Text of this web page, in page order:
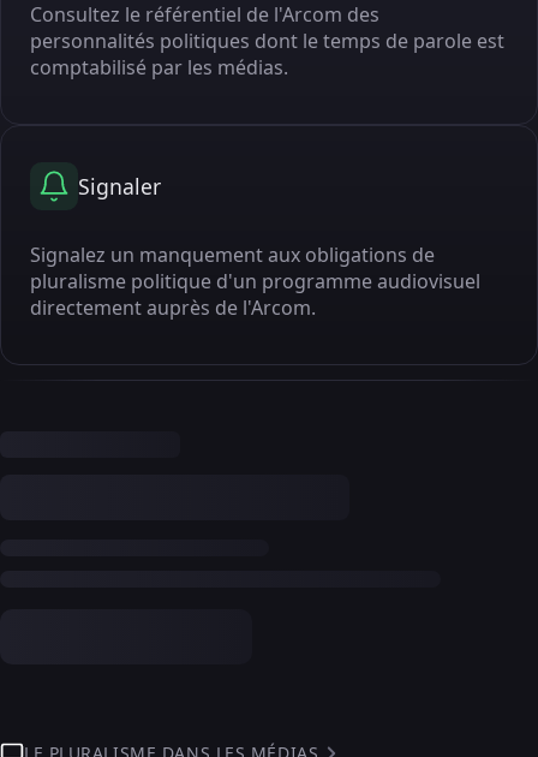
Consultez le référentiel de l'Arcom des
personnalités politiques dont le temps de parole est
comptabilisé par les médias.
Signaler
Signalez un manquement aux obligations de
pluralisme politique d'un programme audiovisuel
directement auprès de l'Arcom.